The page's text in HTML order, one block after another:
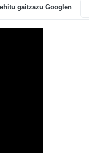
gaitzazu Googlen